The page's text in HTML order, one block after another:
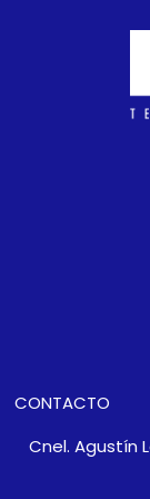
Garantía
Sergatex
CONTACTO
Cnel. Agustín